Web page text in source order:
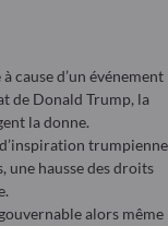
cause d’un événement
de Donald Trump, la
la donne.
trumpienne
une hausse des droits
alors même